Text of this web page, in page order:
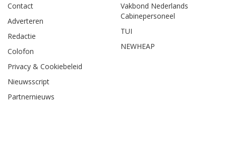
Contact
Adverteren
Redactie
Colofon
Privacy & Cookiebeleid
Nieuwsscript
Partnernieuws
Vakbond Nederlands
Cabinepersoneel
TUI
NEWHEAP